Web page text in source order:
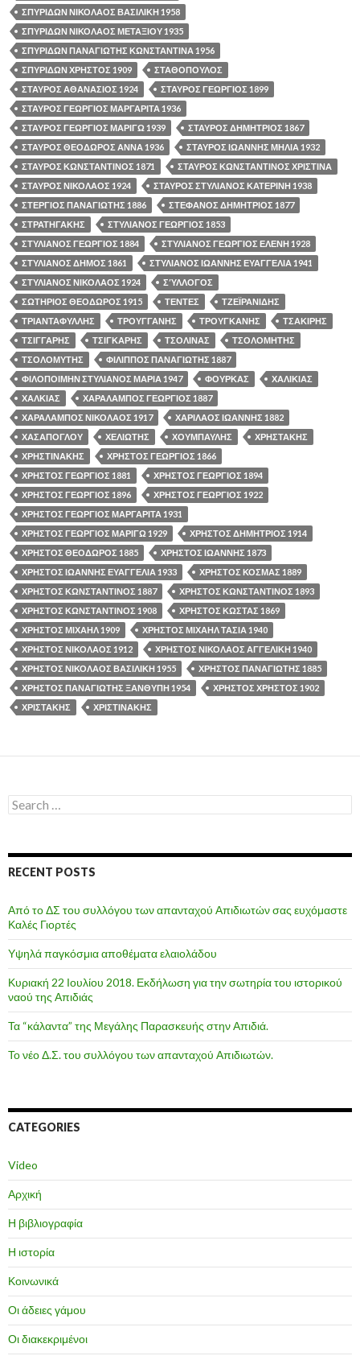
ΣΠΥΡΙΔΩΝ ΝΙΚΟΛΑΟΣ ΒΑΣΙΛΙΚΗ 1958
ΣΠΥΡΙΔΩΝ ΝΙΚΟΛΑΟΣ ΜΕΤΑΞΙΟΥ 1935
ΣΠΥΡΙΔΩΝ ΠΑΝΑΓΙΩΤΗΣ ΚΩΝΣΤΑΝΤΙΝΑ 1956
ΣΠΥΡΙΔΩΝ ΧΡΗΣΤΟΣ 1909
ΣΤΑΘΟΠΟΥΛΟΣ
ΣΤΑΥΡΟΣ ΑΘΑΝΑΣΙΟΣ 1924
ΣΤΑΥΡΟΣ ΓΕΩΡΓΙΟΣ 1899
ΣΤΑΥΡΟΣ ΓΕΩΡΓΙΟΣ ΜΑΡΓΑΡΙΤΑ 1936
ΣΤΑΥΡΟΣ ΓΕΩΡΓΙΟΣ ΜΑΡΙΓΩ 1939
ΣΤΑΥΡΟΣ ΔΗΜΗΤΡΙΟΣ 1867
ΣΤΑΥΡΟΣ ΘΕΟΔΩΡΟΣ ΑΝΝΑ 1936
ΣΤΑΥΡΟΣ ΙΩΑΝΝΗΣ ΜΗΛΙΑ 1932
ΣΤΑΥΡΟΣ ΚΩΝΣΤΑΝΤΙΝΟΣ 1871
ΣΤΑΥΡΟΣ ΚΩΝΣΤΑΝΤΙΝΟΣ ΧΡΙΣΤΙΝΑ
ΣΤΑΥΡΟΣ ΝΙΚΟΛΑΟΣ 1924
ΣΤΑΥΡΟΣ ΣΤΥΛΙΑΝΟΣ ΚΑΤΕΡΙΝΗ 1938
ΣΤΕΡΓΙΟΣ ΠΑΝΑΓΙΩΤΗΣ 1886
ΣΤΕΦΑΝΟΣ ΔΗΜΗΤΡΙΟΣ 1877
ΣΤΡΑΤΗΓΑΚΗΣ
ΣΤΥΛΙΑΝΟΣ ΓΕΩΡΓΙΟΣ 1853
ΣΤΥΛΙΑΝΟΣ ΓΕΩΡΓΙΟΣ 1884
ΣΤΥΛΙΑΝΟΣ ΓΕΩΡΓΙΟΣ ΕΛΕΝΗ 1928
ΣΤΥΛΙΑΝΟΣ ΔΗΜΟΣ 1861
ΣΤΥΛΙΑΝΟΣ ΙΩΑΝΝΗΣ ΕΥΑΓΓΕΛΙΑ 1941
ΣΤΥΛΙΑΝΟΣ ΝΙΚΟΛΑΟΣ 1924
ΣΎΛΛΟΓΟΣ
ΣΩΤΗΡΙΟΣ ΘΕΟΔΩΡΟΣ 1915
ΤΕΝΤΕΣ
ΤΖΕΪΡΑΝΙΔΗΣ
ΤΡΙΑΝΤΑΦΥΛΛΗΣ
ΤΡΟΥΓΓΑΝΗΣ ΤΡΟΥΓΚΑΝΗΣ
ΤΣΑΚΙΡΗΣ
ΤΣΙΓΓΑΡΗΣ
ΤΣΙΓΚΑΡΗΣ ΤΣΟΛΙΝΑΣ
ΤΣΟΛΟΜΗΤΗΣ
ΤΣΟΛΟΜΥΤΗΣ
ΦΙΛΙΠΠΟΣ ΠΑΝΑΓΙΩΤΗΣ 1887
ΦΙΛΟΠΟΙΜΗΝ ΣΤΥΛΙΑΝΟΣ ΜΑΡΙΑ 1947
ΦΟΥΡΚΑΣ
ΧΑΛΙΚΙΑΣ
ΧΑΛΚΙΑΣ
ΧΑΡΑΛΑΜΠΟΣ ΓΕΩΡΓΙΟΣ 1887
ΧΑΡΑΛΑΜΠΟΣ ΝΙΚΟΛΑΟΣ 1917
ΧΑΡΙΛΑΟΣ ΙΩΑΝΝΗΣ 1882
ΧΑΣΑΠΟΓΛΟΥ
ΧΕΛΙΩΤΗΣ ΧΟΥΜΠΑΥΛΗΣ
ΧΡΗΣΤΑΚΗΣ
ΧΡΗΣΤΙΝΑΚΗΣ
ΧΡΗΣΤΟΣ ΓΕΩΡΓΙΟΣ 1866
ΧΡΗΣΤΟΣ ΓΕΩΡΓΙΟΣ 1881
ΧΡΗΣΤΟΣ ΓΕΩΡΓΙΟΣ 1894
ΧΡΗΣΤΟΣ ΓΕΩΡΓΙΟΣ 1896
ΧΡΗΣΤΟΣ ΓΕΩΡΓΙΟΣ 1922
ΧΡΗΣΤΟΣ ΓΕΩΡΓΙΟΣ ΜΑΡΓΑΡΙΤΑ 1931
ΧΡΗΣΤΟΣ ΓΕΩΡΓΙΟΣ ΜΑΡΙΓΩ 1929
ΧΡΗΣΤΟΣ ΔΗΜΗΤΡΙΟΣ 1914
ΧΡΗΣΤΟΣ ΘΕΟΔΩΡΟΣ 1885
ΧΡΗΣΤΟΣ ΙΩΑΝΝΗΣ 1873
ΧΡΗΣΤΟΣ ΙΩΑΝΝΗΣ ΕΥΑΓΓΕΛΙΑ 1933
ΧΡΗΣΤΟΣ ΚΟΣΜΑΣ 1889
ΧΡΗΣΤΟΣ ΚΩΝΣΤΑΝΤΙΝΟΣ 1887
ΧΡΗΣΤΟΣ ΚΩΝΣΤΑΝΤΙΝΟΣ 1893
ΧΡΗΣΤΟΣ ΚΩΝΣΤΑΝΤΙΝΟΣ 1908
ΧΡΗΣΤΟΣ ΚΩΣΤΑΣ 1869
ΧΡΗΣΤΟΣ ΜΙΧΑΗΛ 1909
ΧΡΗΣΤΟΣ ΜΙΧΑΗΛ ΤΑΣΙΑ 1940
ΧΡΗΣΤΟΣ ΝΙΚΟΛΑΟΣ 1912
ΧΡΗΣΤΟΣ ΝΙΚΟΛΑΟΣ ΑΓΓΕΛΙΚΗ 1940
ΧΡΗΣΤΟΣ ΝΙΚΟΛΑΟΣ ΒΑΣΙΛΙΚΗ 1955
ΧΡΗΣΤΟΣ ΠΑΝΑΓΙΩΤΗΣ 1885
ΧΡΗΣΤΟΣ ΠΑΝΑΓΙΩΤΗΣ ΞΑΝΘΥΠΗ 1954
ΧΡΗΣΤΟΣ ΧΡΗΣΤΟΣ 1902
ΧΡΙΣΤΑΚΗΣ
ΧΡΙΣΤΙΝΑΚΗΣ
Search
for:
RECENT POSTS
Από το ΔΣ του συλλόγου των απανταχού Απιδιωτών σας ευχόμαστε
Καλές Γιορτές
Υψηλά παγκόσμια αποθέματα ελαιολάδου
Κυριακή 22 Ιουλίου 2018. Εκδήλωση για την σωτηρία του ιστορικού
ναού της Απιδιάς
Τα “κάλαντα” της Μεγάλης Παρασκευής στην Απιδιά.
Το νέο Δ.Σ. του συλλόγου των απανταχού Απιδιωτών.
CATEGORIES
Video
Αρχική
Η βιβλιογραφία
Η ιστορία
Κοινωνικά
Οι άδειες γάμου
Οι διακεκριμένοι